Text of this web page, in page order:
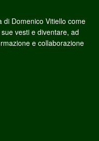
di Domenico Vitiello come
vesti e diventare, ad
e collaborazione